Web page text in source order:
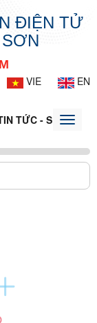
ĐIỆN TỬ
VIE
EN
TỨC - SỰ KIỆNToggle